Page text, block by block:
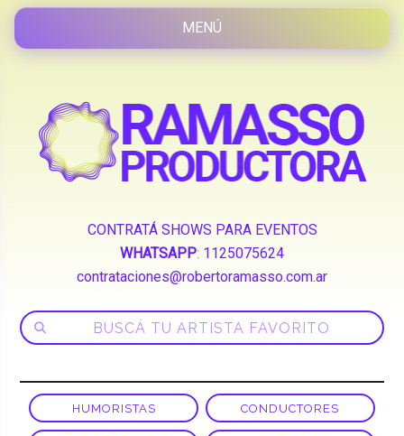
CONTRATÁ SHOWS PARA EVENTOS
WHATSAPP: 1125075624
contrataciones@robertoramasso.com.ar
HUMORISTAS CONDUCTORES